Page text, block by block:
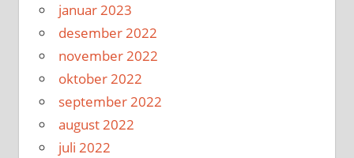
januar 2023
desember 2022
november 2022
oktober 2022
september 2022
august 2022
juli 2022